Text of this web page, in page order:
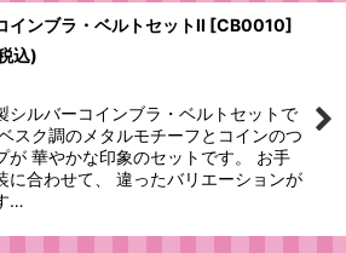
インブラ・ベルトセットII [CB0010]
込)
シルバーコインブラ・ベルトセットで
スク調のメタルモチーフとコインのつ
が 華やかな印象のセットです。 お手
に合わせて、 違ったバリエーションが
…